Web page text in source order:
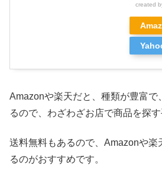
created
Amazonや楽天だと、種類が豊富で
るので、わざわざお店で商品を探す
送料無料もあるので、Amazonや楽
るのがおすすめです。